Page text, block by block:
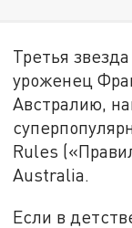
Третья
уроженец
Австралию,
Rules
Australia.
Если в